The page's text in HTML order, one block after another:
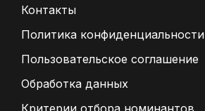
Контакты
Политика конфиденциальности
Пользовательское соглашение
Обработка данных
Критерии отбора номинантов